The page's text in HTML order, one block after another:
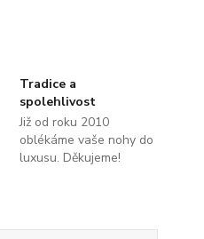
Tradice a
spolehlivost
Již od roku 2010
oblékáme vaše nohy do
luxusu. Děkujeme!